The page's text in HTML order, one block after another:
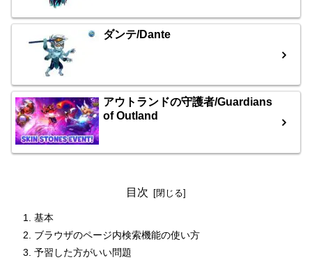
ダンテ/Dante
アウトランドの守護者/Guardians
of Outland
目次
基本
ブラウザのページ内検索機能の使い方
予習した方がいい問題